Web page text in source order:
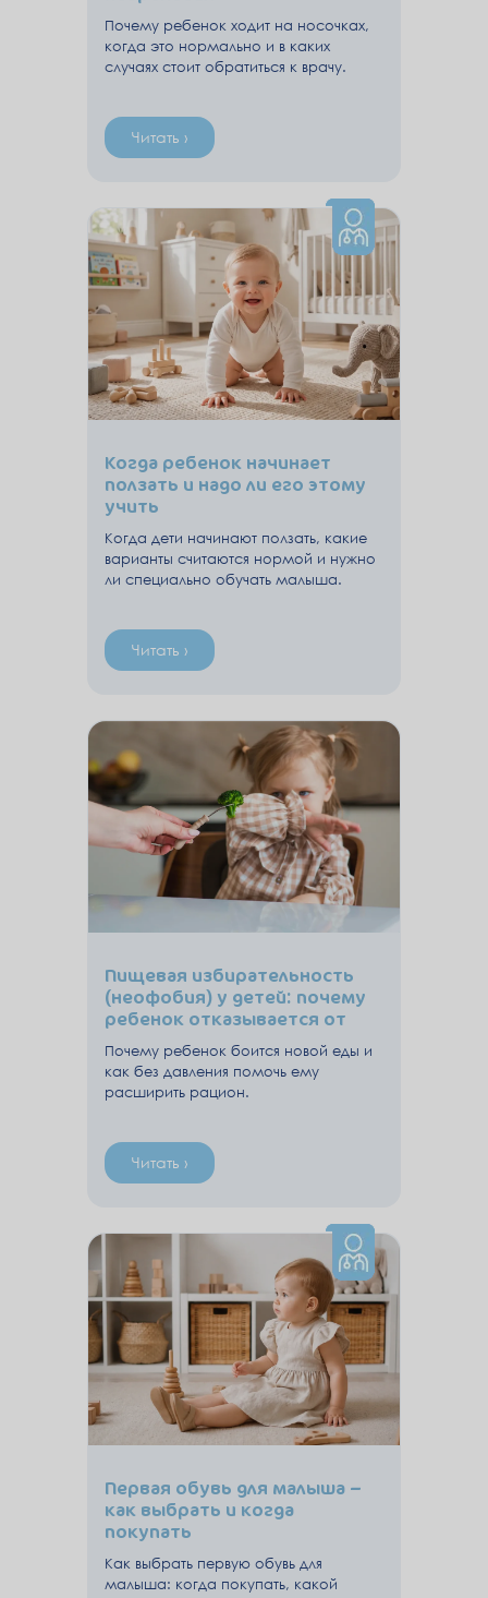
Почему ребенок ходит на носочках,
когда это нормально и в каких
случаях стоит обратиться к врачу.
Читать ›
Когда ребенок начинает
ползать и надо ли его этому
учить
Когда дети начинают ползать, какие
варианты считаются нормой и нужно
ли специально обучать малыша.
Читать ›
Пищевая избирательность
(неофобия) у детей: почему
ребенок отказывается от
новой еды
Почему ребенок боится новой еды и
как без давления помочь ему
расширить рацион.
Читать ›
Первая обувь для малыша –
как выбрать и когда
покупать
Как выбрать первую обувь для
малыша: когда покупать, какой